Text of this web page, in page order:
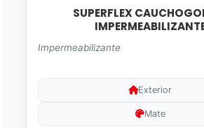
SUPERFLEX
Impermeabilizante
Exterior
Mate